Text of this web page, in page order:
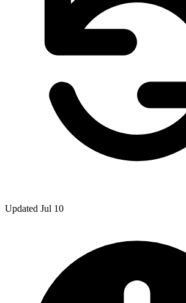
Updated Jul 10